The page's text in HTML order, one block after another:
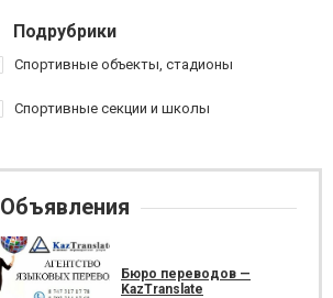
Подрубрики
Спортивные объекты, стадионы
Спортивные секции и школы
Объявления
Бюро переводов —
KazTranslate